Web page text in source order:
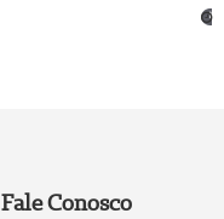
Fale Conosco